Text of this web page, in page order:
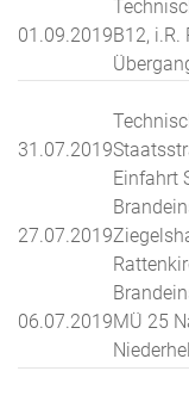
01.09.2019B12,
31.07.2019
Einfahrt
27.07.2019
06.07.2019MÜ 25